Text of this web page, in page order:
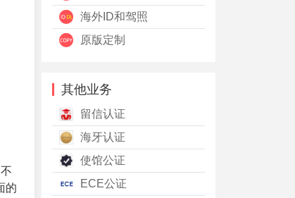
的
海外ID和驾照
原版定制
其他业务
留信认证
海牙认证
使馆公证
ECE公证